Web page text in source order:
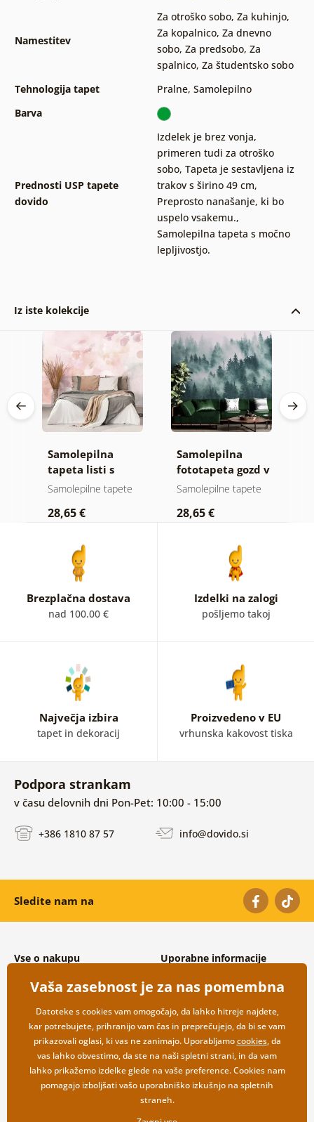
Namestitev
Za otroško sobo, Za kuhinjo,
Za kopalnico, Za dnevno
sobo, Za predsobo, Za
spalnico, Za študentsko sobo
Tehnologija tapet
Pralne, Samolepilno
Barva
Prednosti USP tapete
dovido
Izdelek je brez vonja,
primeren tudi za otroško
sobo, Tapeta je sestavljena iz
trakov s širino 49 cm,
Preprosto nanašanje, ki bo
uspelo vsakemu.,
Samolepilna tapeta s močno
lepljivostjo.
Iz iste kolekcije
Samolepilna
tapeta listi s
pastelnim
Samolepilne tapete
28,65 €
Samolepilna
fototapeta gozd v
meglici
Samolepilne tapete
28,65 €
Brezplačna dostava
nad 100.00 €
Izdelki na zalogi
pošljemo takoj
Največja izbira
tapet in dekoracij
Proizvedeno v EU
vrhunska kakovost tiska
Podpora strankam
v času delovnih dni Pon-Pet: 10:00 - 15:00
+386 1810 87 57 info@dovido.si
Sledite nam na
Vse o nakupu
Splošni in reklamacijski pogoji
Varovanje osebnih podatkov
Možnosti dostave in plačila
Vračilo blaga
Uporabne informacije
Pogosto zastavljena vprašanja
Kontakti
Veleprodaja
Vaša zasebnost je za nas pomembna
Datoteke s cookies vam omogočajo, da lahko hitreje najdete,
kar potrebujete, prihranijo vam čas in preprečujejo, da bi se vam
prikazovali oglasi, ki vas ne zanimajo. Uporabljamocookies, da
vas lahko obvestimo, da ste na naši spletni strani, in da vam
lahko prikažemo izdelke glede na vaše preference. Cookies nam
pomagajo izboljšati vašo uporabniško izkušnjo na spletnih
straneh.